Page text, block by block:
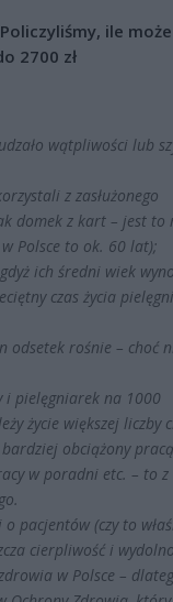
ile może
2700 zł
wątpliwości lub
z zasłużonego
domek z kart – jest to
Polsce to ok. 60 lat);
ich średni wiek
czas życia
odsetek rośnie – choć
i pielęgniarek na 1000
życie większej liczby
obciążony
w poradni etc. – to
pacjentów (czy to
cierpliwość i
w Polsce –